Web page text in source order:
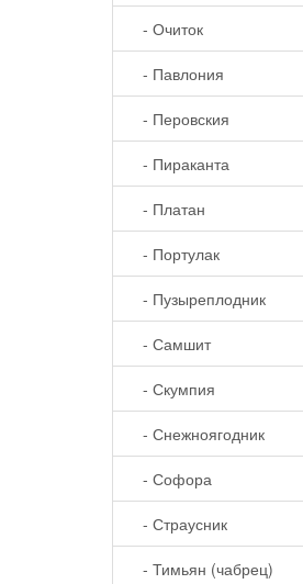
- Очиток
- Павлония
- Перовския
- Пираканта
- Платан
- Портулак
- Пузыреплодник
- Самшит
- Скумпия
- Снежноягодник
- Софора
- Страусник
- Тимьян (чабрец)